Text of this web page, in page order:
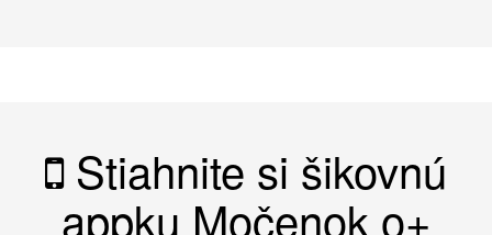
Stiahnite si šikovnú
appku Močenok o+